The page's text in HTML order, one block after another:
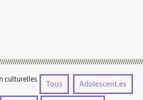
culturelles Tous Adolescent.es